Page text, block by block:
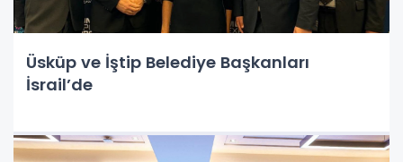
Üsküp ve İştip Belediye Başkanları
İsrail’de